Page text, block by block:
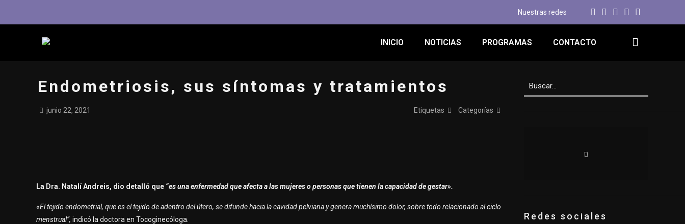
Nuestras redes
INICIO NOTICIAS PROGRAMAS CONTACTO
Endometriosis, sus síntomas y tratamientos
junio 22, 2021 Categorías
Etiquetas
La Dra. Natalí Andreis, dio detalló que “es una enfermedad que afecta a las mujeres o personas que tienen la capacidad de gestar».
«El tejido endometrial, que es el tejido de adentro del útero, se difunde hacia la cavidad pelviana y genera muchísimo dolor, sobre todo relacionado al ciclo
menstrual”,indicó la doctora en Tocoginecóloga. Redes sociales